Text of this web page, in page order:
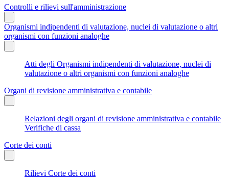
Controlli e rilievi sull'amministrazione
Organismi indipendenti di valutazione, nuclei di valutazione o altri
organismi con funzioni analoghe
Atti degli Organismi indipendenti di valutazione, nuclei di
valutazione o altri organismi con funzioni analoghe
Organi di revisione amministrativa e contabile
Relazioni degli organi di revisione amministrativa e contabile
Verifiche di cassa
Corte dei conti
Rilievi Corte dei conti